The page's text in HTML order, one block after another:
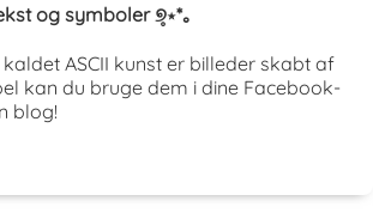
og symboler ୭̥⋆*｡
ASCII kunst er billeder skabt af
kan du bruge dem i dine Facebook-
blog!